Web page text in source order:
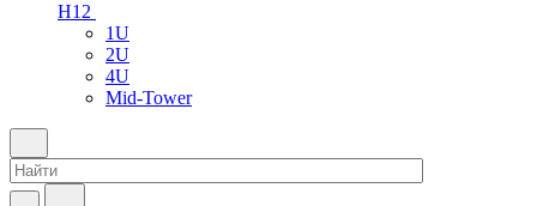
H12
1U
2U
4U
Mid-Tower